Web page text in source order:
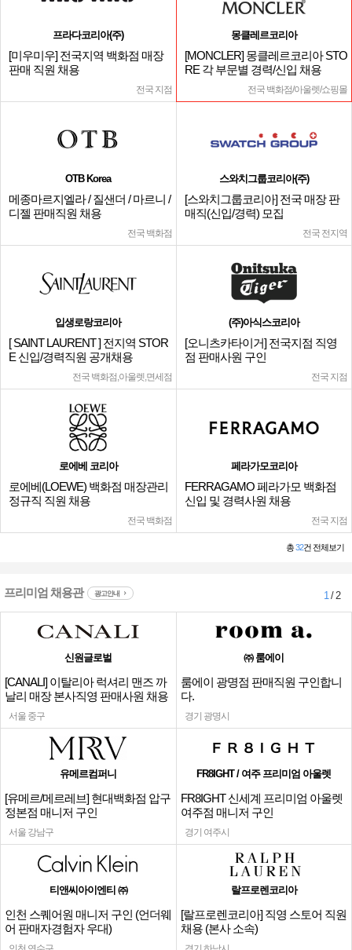
프라다코리아(주)
[미우미우] 전국지역 백화점 매장
판매 직원 채용
전국 지점
몽클레르코리아
[MONCLER] 몽클레르코리아 STO
RE 각 부문별 경력/신입 채용
전국 백화점/아울렛/쇼핑몰
OTB Korea
메종마르지엘라 / 질샌더 / 마르니 /
디젤 판매직원 채용
전국 백화점
스와치그룹코리아(주)
[스와치그룹코리아] 전국 매장 판
매직(신입/경력) 모집
전국 전지역
입생로랑코리아
[ SAINT LAURENT ] 전지역 STOR
E 신입/경력직원 공개채용
전국 백화점,아울렛,면세점
(주)아식스코리아
[오니츠카타이거] 전국지점 직영
점 판매사원 구인
전국 지점
로에베 코리아
로에베(LOEWE) 백화점 매장관리
정규직 직원 채용
전국 백화점
페라가모코리아
FERRAGAMO 페라가모 백화점
신입 및 경력사원 채용
전국 지점
총32건 전체보기
프리미엄 채용관 광고안내 1/ 2
신원글로벌
[CANALI] 이탈리아 럭셔리 맨즈 까
날리 매장 본사직영 판매사원 채용
서울 중구
㈜ 룸에이
룸에이 광명점 판매직원 구인합니
다.
경기 광명시
유메르컴퍼니
[유메르/메르레브] 현대백화점 압구
정본점 매니저 구인
서울 강남구
FR8IGHT / 여주 프리미엄 아울렛
FR8IGHT 신세계 프리미엄 아울렛
여주점 매니저 구인
경기 여주시
티앤씨아이엔티 ㈜
인천 스퀘어원 매니저 구인 (언더웨
어 판매자경험자 우대)
랄프로렌코리아
[랄프로렌코리아] 직영 스토어 직원
채용 (본사 소속)